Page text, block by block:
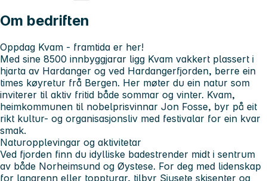
Om bedriften
Oppdag Kvam - framtida er her!
Med sine 8500 innbyggjarar ligg Kvam vakkert plassert i
hjarta av Hardanger og ved Hardangerfjorden, berre ein
times køyretur frå Bergen. Her møter du ein natur som
inviterer til aktiv fritid både sommar og vinter. Kvam,
heimkommunen til nobelprisvinnar Jon Fosse, byr på eit
rikt kultur- og organisasjonsliv med festivalar for ein kvar
smak.
Naturopplevingar og aktivitetar
Ved fjorden finn du idylliske badestrender midt i sentrum
av både Norheimsund og Øystese. For deg med lidenskap
for langrenn eller toppturar, tilbyr Sjusete skisenter og